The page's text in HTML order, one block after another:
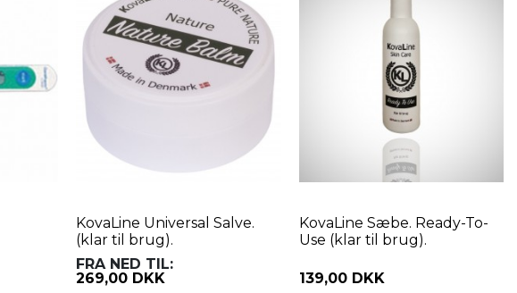
KovaLine Universal Salve.
(klar til brug).
FRA NED TIL:
269,00 DKK
KovaLine Sæbe. Ready-To-
Use (klar til brug).
139,00 DKK